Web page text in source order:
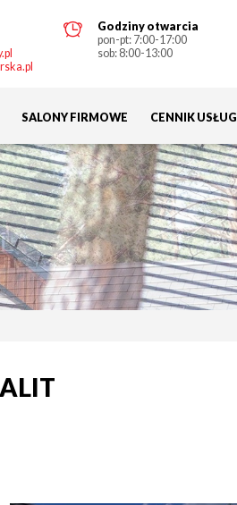
Godziny otwarcia
pon-pt: 7:00-17:00
sob: 8:00-13:00
SALONY FIRMOWE CENNIK USŁUG